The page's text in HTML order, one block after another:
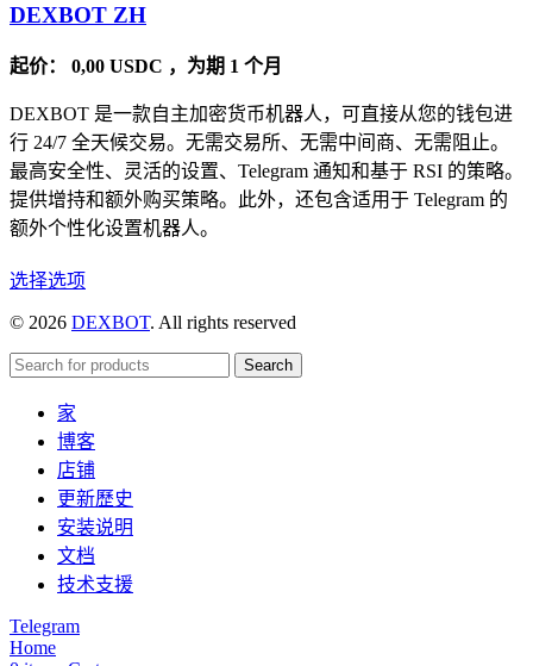
DEXBOT ZH
起价： 0,00 USDC ，为期 1 个月
DEXBOT 是一款自主加密货币机器人，可直接从您的钱包进
行 24/7 全天候交易。无需交易所、无需中间商、无需阻止。
最高安全性、灵活的设置、Telegram 通知和基于 RSI 的策略。
提供增持和额外购买策略。此外，还包含适用于 Telegram 的
额外个性化设置机器人。
选择选项本
品
有
变
体。
可
在
产
品
© 2026 DEXBOT. All rights reserved
Search
家
博客
店铺
更新歷史
安装说明
文档
技术支援
Telegram
Home